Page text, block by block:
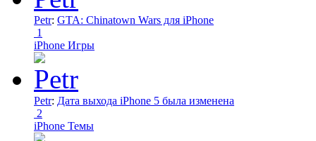
Petr: GTA: Chinatown Wars для iPhone
1
iPhone Игры
Petr: Дата выхода iPhone 5 была изменена
2
iPhone Темы